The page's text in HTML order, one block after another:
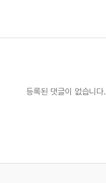
등록된 댓글이 없습니다.